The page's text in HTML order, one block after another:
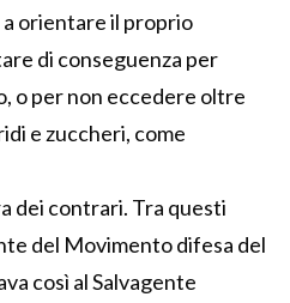
a orientare il proprio
di conseguenza per
o per non eccedere oltre
e zuccheri, come
dei contrari. Tra questi
del Movimento difesa del
così al Salvagente